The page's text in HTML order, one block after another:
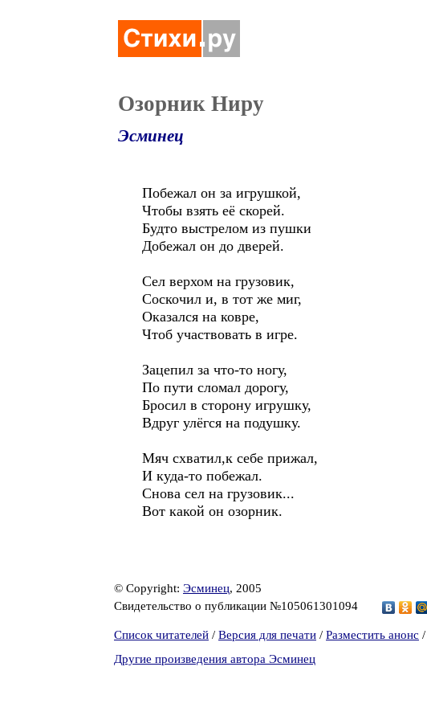
Озорник Ниру
Эсминец
Побежал он за игрушкой,
Чтобы взять её скорей.
Будто выстрелом из пушки
Добежал он до дверей.
Сел верхом на грузовик,
Соскочил и, в тот же миг,
Оказался на ковре,
Чтоб участвовать в игре.
Зацепил за что-то ногу,
По пути сломал дорогу,
Бросил в сторону игрушку,
Вдруг улёгся на подушку.
Мяч схватил,к себе прижал,
И куда-то побежал.
Снова сел на грузовик...
Вот какой он озорник.
© Copyright: Эсминец, 2005
Свидетельство о публикации №105061301094
Список читателей / Версия для печати / Разместить анонс /
Другие произведения автора Эсминец